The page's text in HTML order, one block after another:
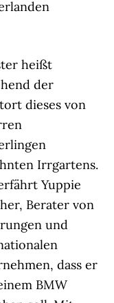
heißt
der
dieses von
Irrgartens.
Yuppie
Berater von
und
dass er
BMW